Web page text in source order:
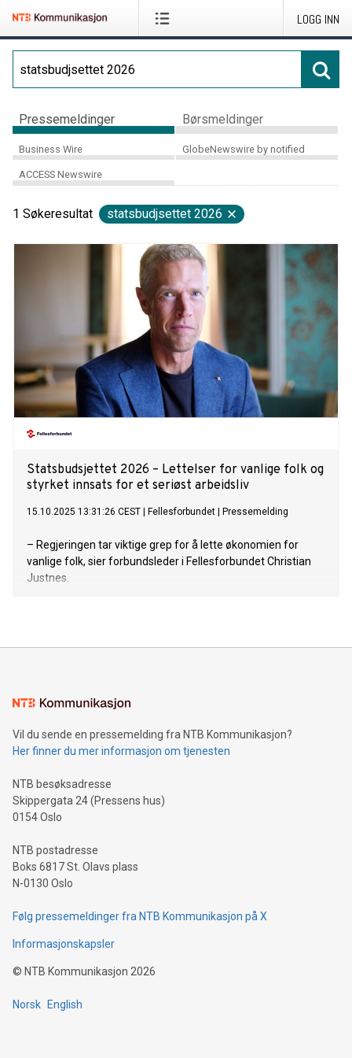
LOGG INN
Pressemeldinger Børsmeldinger
Business Wire GlobeNewswire by notified
ACCESS Newswire
1 Søkeresultat statsbudjsettet 2026
Statsbudsjettet 2026 – Lettelser for vanlige folk og
styrket innsats for et seriøst arbeidsliv
15.10.2025 13:31:26 CEST Fellesforbundet Pressemelding
– Regjeringen tar viktige grep for å lette økonomien for
vanlige folk, sier forbundsleder i Fellesforbundet Christian
Justnes.
Vil du sende en pressemelding fra NTB Kommunikasjon?
Her finner du mer informasjon om tjenesten
NTB besøksadresse
Skippergata 24 (Pressens hus)
0154 Oslo
NTB postadresse
Boks 6817 St. Olavs plass
N-0130 Oslo
Følg pressemeldinger fra NTB Kommunikasjon på X
Informasjonskapsler
© NTB Kommunikasjon 2026
Norsk English